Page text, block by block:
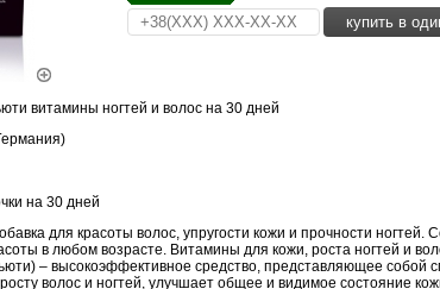
купить в
витамины ногтей и волос на 30 дней
на 30 дней
для красоты волос, упругости кожи и прочности ногтей.
в любом возрасте. Витамины для кожи, роста ногтей и
– высокоэффективное средство, представляющее собой
волос и ногтей, улучшает общее и видимое состояние